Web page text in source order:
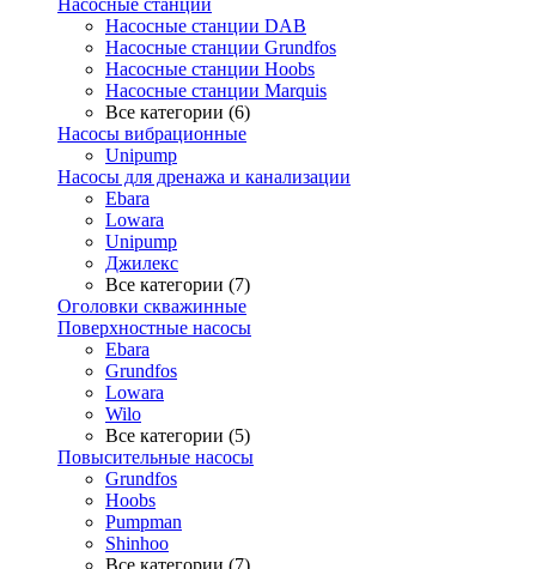
Насосные станции
Насосные станции DAB
Насосные станции Grundfos
Насосные станции Hoobs
Насосные станции Marquis
Все категории (6)
Насосы вибрационные
Unipump
Насосы для дренажа и канализации
Ebara
Lowara
Unipump
Джилекс
Все категории (7)
Оголовки скважинные
Поверхностные насосы
Ebara
Grundfos
Lowara
Wilo
Все категории (5)
Повысительные насосы
Grundfos
Hoobs
Pumpman
Shinhoo
Все категории (7)